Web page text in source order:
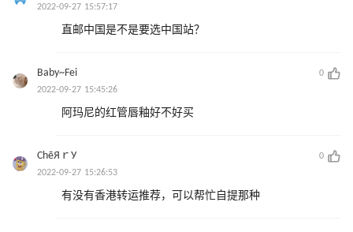
2022-09-27 15:57:17
直邮中国是不是要选中国站？
Baby~Fei
0
2022-09-27 15:45:26
阿玛尼的红管唇釉好不好买
СhēЯｒУ
0
2022-09-27 15:26:53
有没有香港转运推荐，可以帮忙自提那种